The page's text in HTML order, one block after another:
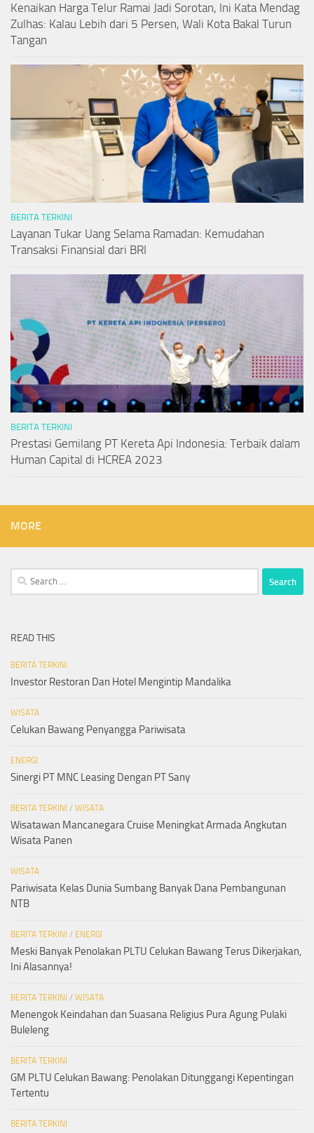
Kenaikan Harga Telur Ramai Jadi Sorotan, Ini Kata Mendag
Zulhas: Kalau Lebih dari 5 Persen, Wali Kota Bakal Turun
Tangan
BERITA TERKINI
Layanan Tukar Uang Selama Ramadan: Kemudahan
Transaksi Finansial dari BRI
BERITA TERKINI
Prestasi Gemilang PT Kereta Api Indonesia: Terbaik dalam
Human Capital di HCREA 2023
MORE
Search
for:
READ THIS
BERITA TERKINI
Investor Restoran Dan Hotel Mengintip Mandalika
WISATA
Celukan Bawang Penyangga Pariwisata
ENERGI
Sinergi PT MNC Leasing Dengan PT Sany
BERITA TERKINI / WISATA
Wisatawan Mancanegara Cruise Meningkat Armada Angkutan
Wisata Panen
WISATA
Pariwisata Kelas Dunia Sumbang Banyak Dana Pembangunan
NTB
BERITA TERKINI / ENERGI
Meski Banyak Penolakan PLTU Celukan Bawang Terus Dikerjakan,
Ini Alasannya!
BERITA TERKINI / WISATA
Menengok Keindahan dan Suasana Religius Pura Agung Pulaki
Buleleng
BERITA TERKINI
GM PLTU Celukan Bawang: Penolakan Ditunggangi Kepentingan
Tertentu
BERITA TERKINI